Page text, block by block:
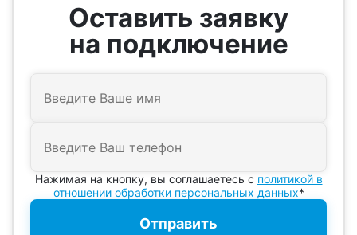
Оставить заявку
на подключение
Нажимая на кнопку, вы соглашаетесь с политикой в
отношении обработки персональных данных*